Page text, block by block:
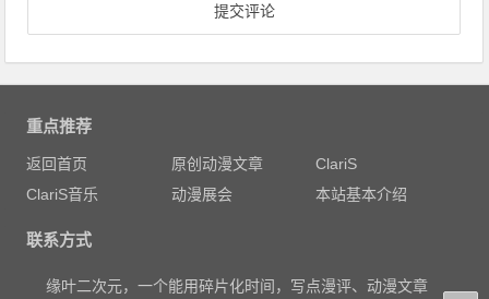
重点推荐
返回首页 原创动漫文章
ClariS
ClariS音乐
动漫展会 本站基本介绍
联系方式
缘叶二次元，一个能用碎片化时间，写点漫评、动漫文章